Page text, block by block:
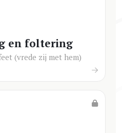
en foltering
(vrede zij met hem)